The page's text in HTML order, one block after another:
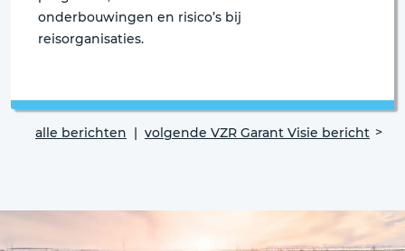
onderbouwingen en risico’s bij
reisorganisaties.
alle berichten | volgende VZR Garant Visie bericht